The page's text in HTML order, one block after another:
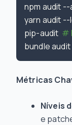
npm audit
yarn audit
pip-audit #
bundle audit
Métricas
Níveis
e